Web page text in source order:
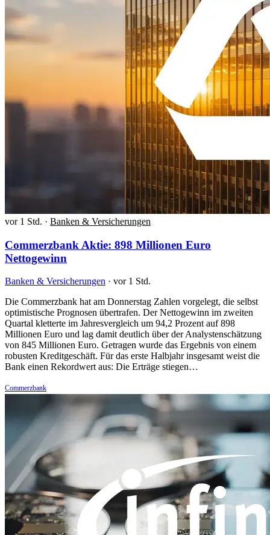
vor 1 Std. · Banken & Versicherungen
Commerzbank Aktie: 898 Millionen Euro
Nettogewinn
Banken & Versicherungen · vor 1 Std.
Die Commerzbank hat am Donnerstag Zahlen vorgelegt, die selbst
optimistische Prognosen übertrafen. Der Nettogewinn im zweiten
Quartal kletterte im Jahresvergleich um 94,2 Prozent auf 898
Millionen Euro und lag damit deutlich über der Analystenschätzung
von 845 Millionen Euro. Getragen wurde das Ergebnis von einem
robusten Kreditgeschäft. Für das erste Halbjahr insgesamt weist die
Bank einen Rekordwert aus: Die Erträge stiegen…
Commerzbank